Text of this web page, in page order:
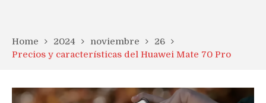
Home 2024 noviembre
26
Precios y características del Huawei Mate 70 Pro